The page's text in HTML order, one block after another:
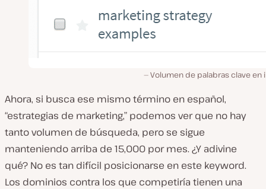
Volumen de palabras clave en
Ahora, si busca ese mismo término en español,
“estrategias de marketing,” podemos ver que no hay
tanto volumen de búsqueda, pero se sigue
manteniendo arriba de 15,000 por mes. ¿Y adivine
qué? No es tan difícil posicionarse en este keyword.
Los dominios contra los que competiría tienen una